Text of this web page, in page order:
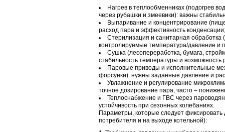
Нагрев в теплообменниках (подогрев
через рубашки и змеевики): важны
Выпаривание и концентрирование
расход пара и эффективность
Стерилизация и санитарная обработка
контролируемые температура/давление и
Сушка (лесопереработка, бумага,
стабильность температуры и
Паровые приводы и исполнительные
форсунки): нужны заданные давление и
Увлажнение и регулирование
точное дозирование пара, часто –
Теплоснабжение и ГВС через
устойчивость при сезонных колебаниях.
Параметры, которые следует фиксировать
потребителя и на выходе котельной):